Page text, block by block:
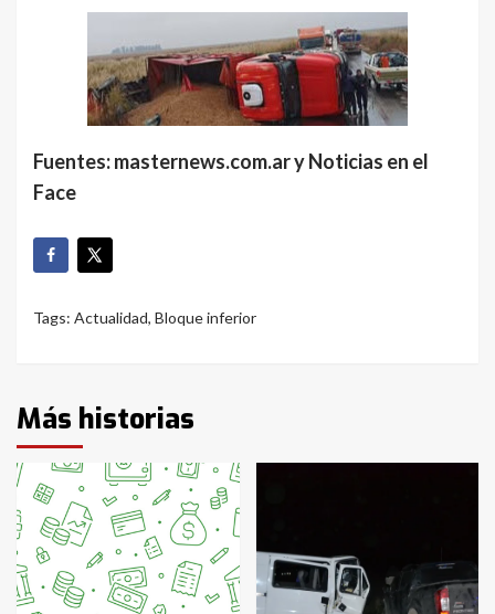
Fuentes: masternews.com.ar y Noticias en el
Face
Tags: Actualidad, Bloque inferior
Más historias